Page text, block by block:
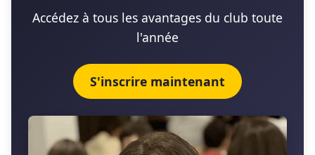
Accédez à tous les avantages du club toute
l'année
S'inscrire maintenant